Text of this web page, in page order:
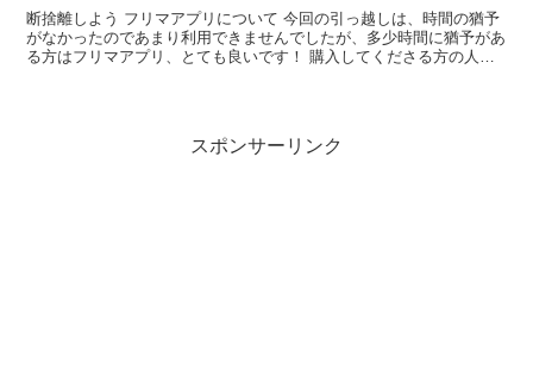
断捨離しよう フリマアプリについて 今回の引っ越しは、時間の猶予
がなかったのであまり利用できませんでしたが、多少時間に猶予があ
る方はフリマアプリ、とても良いです！ 購入してくださる方の人と
スポンサーリンク